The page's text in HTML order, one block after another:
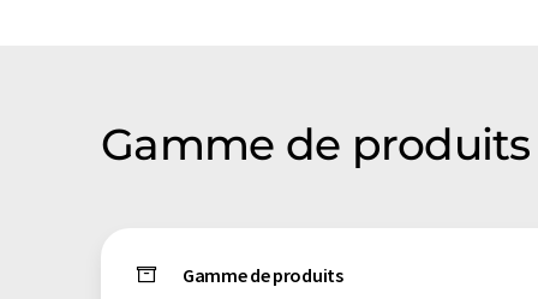
Gamme de
Gamme de produits